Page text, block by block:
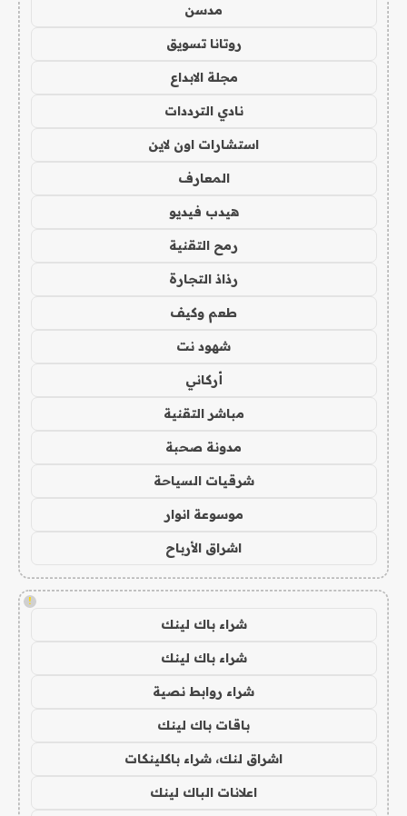
مدسن
روتانا تسويق
مجلة الابداع
نادي الترددات
استشارات اون لاين
المعارف
هيدب فيديو
رمح التقنية
رذاذ التجارة
طعم وكيف
شهود نت
أركاني
مباشر التقنية
مدونة صحبة
شرقيات السياحة
موسوعة انوار
اشراق الأرباح
!
شراء باك لينك
شراء باك لينك
شراء روابط نصية
باقات باك لينك
اشراق لنك، شراء باكلينكات
اعلانات الباك لينك